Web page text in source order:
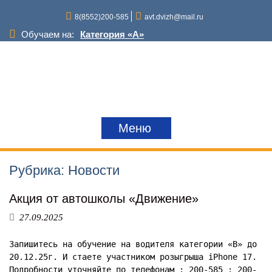
содержимому
8(8552)200-585 avt.dvizh@mail.ru
Обучаем на:
Категория «A»
Меню
Рубрика: Новости
Акция от автошколы «Движение»
27.09.2025
Запишитесь на обучение на водителя категории «В» до
20.12.25г. И стаете участником розыгрыша iPhone 17.
Подробности уточняйте по телефонам : 200-585 ; 200-